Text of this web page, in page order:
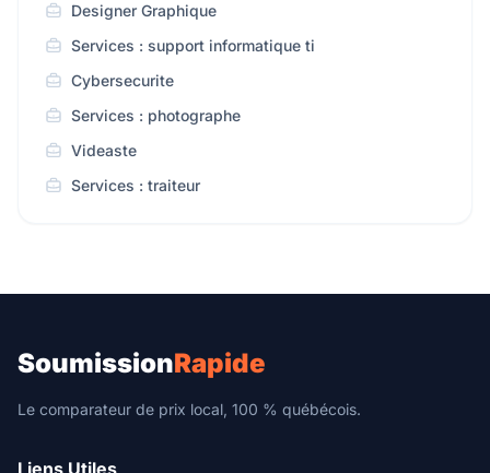
Designer Graphique
Services : support informatique ti
Cybersecurite
Services : photographe
Videaste
Services : traiteur
SoumissionRapide
Le comparateur de prix local, 100 % québécois.
Liens Utiles